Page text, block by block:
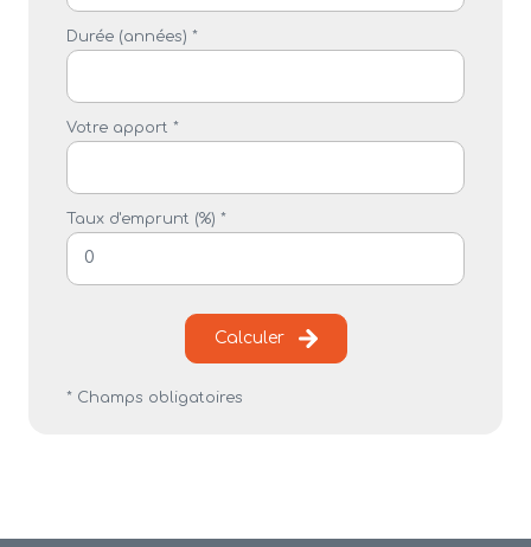
Durée (années) *
Votre apport *
Taux d'emprunt (%) *
Calculer
* Champs obligatoires